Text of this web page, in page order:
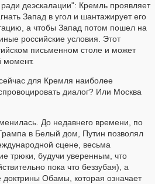
деэскалации": Кремль проявляет
Запад в угол и шантажирует его
а чтобы Запад потом пошел на
российские условия. Этот
письменном столе и может
момент.
для Кремля наиболее
диалог? Или Москва
До недавнего времени, по
в Белый дом, Путин позволял
сцене, весьма
трюки, будучи уверенным, что
пока что беззубая), а
доктрины Обамы, которая означает